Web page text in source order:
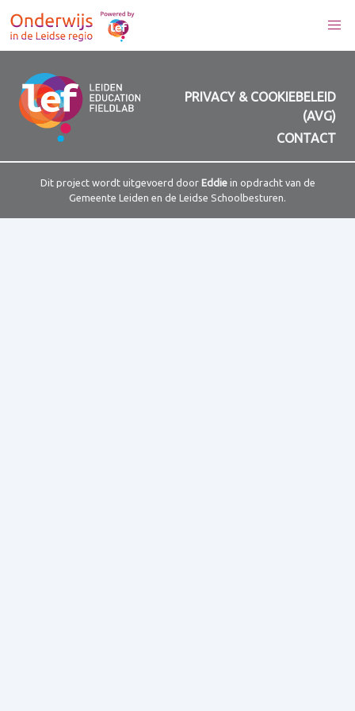
PRIVACY & COOKIEBELEID
(AVG)
CONTACT
Dit project wordt uitgevoerd door Eddiein opdracht van de
Gemeente Leiden en de Leidse Schoolbesturen.